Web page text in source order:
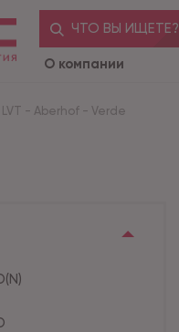
ЧТО ВЫ ИЩЕТЕ?
О компании
LVT - Aberhof - Verde